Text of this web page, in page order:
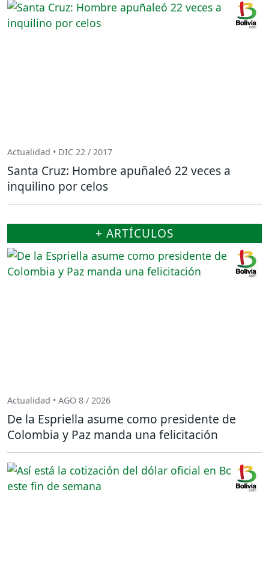
Actualidad • DIC 22 / 2017
Santa Cruz: Hombre apuñaleó 22 veces a
inquilino por celos
+ ARTÍCULOS
Actualidad • AGO 8 / 2026
De la Espriella asume como presidente de
Colombia y Paz manda una felicitación